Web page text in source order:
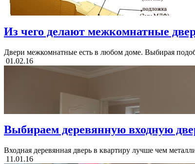
Из чего делают межкомнатные
Двери межкомнатные есть в любом доме. Выбирая
01.02.16
Выбираем деревянную входную
Входная деревянная дверь в квартиру лучше чем
11.01.16